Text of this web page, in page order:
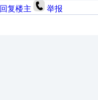
回复楼主 举报